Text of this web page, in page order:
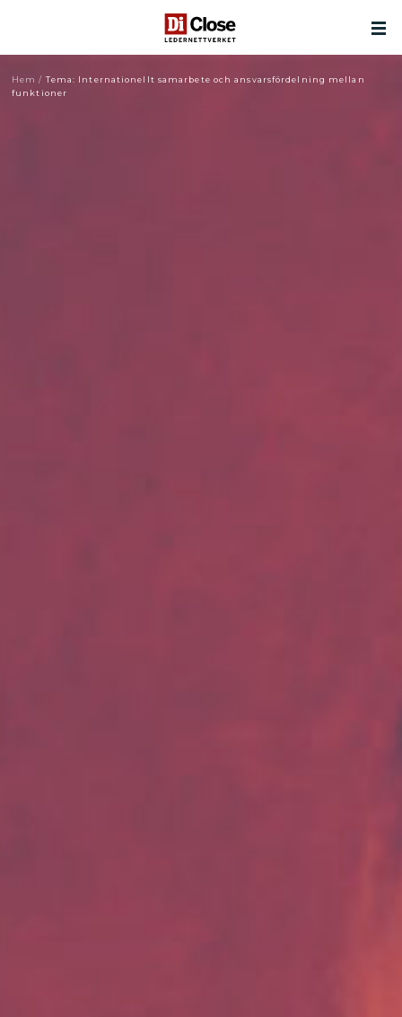
Hem / Tema: Internationellt samarbete och ansvarsfördelning mellan
funktioner